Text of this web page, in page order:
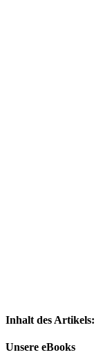
Inhalt des Artikels:
Unsere eBooks